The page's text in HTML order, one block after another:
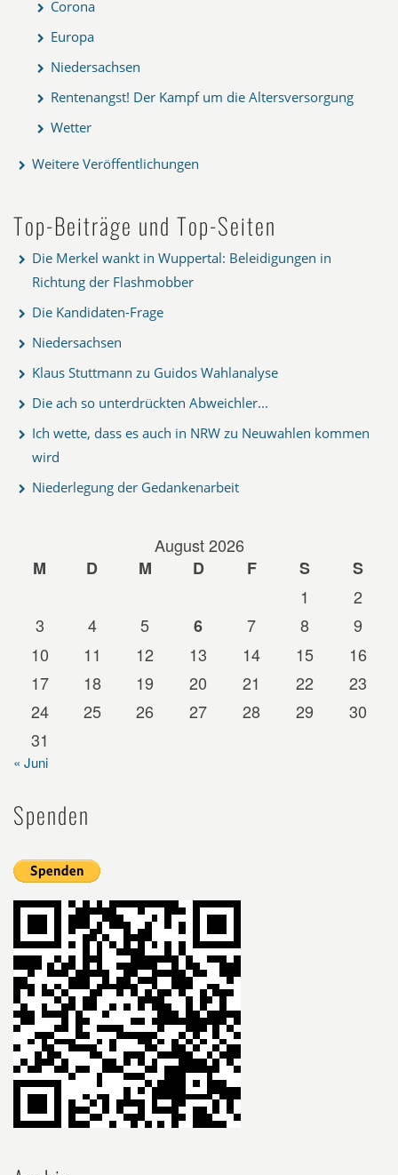
Corona
Europa
Niedersachsen
Rentenangst! Der Kampf um die Altersversorgung
Wetter
Weitere Veröffentlichungen
Top-Beiträge und Top-Seiten
Die Merkel wankt in Wuppertal: Beleidigungen in
Richtung der Flashmobber
Die Kandidaten-Frage
Niedersachsen
Klaus Stuttmann zu Guidos Wahlanalyse
Die ach so unterdrückten Abweichler...
Ich wette, dass es auch in NRW zu Neuwahlen kommen
wird
Niederlegung der Gedankenarbeit
August 2026
M
D M D F S
S
1
2
3
4 5 6 7 8
9
10
11 12 13 14 15
16
17
18 19 20 21 22
23
24
25 26 27 28 29
30
31
« Juni
Spenden